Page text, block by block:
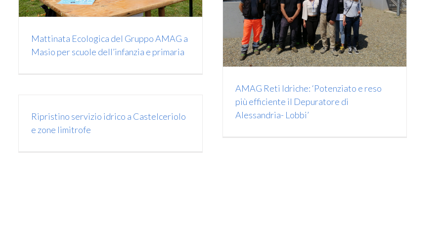
Mattinata Ecologica del Gruppo AMAG a
Masio per scuole dell’infanzia e primaria
efficiente il Depuratore di Alessandria-
Lobbi’
AMAG Reti Idriche: ‘Potenziato e reso
più efficiente il Depuratore di
Alessandria- Lobbi’
Ripristino servizio idrico a Castelceriolo
e zone limitrofe